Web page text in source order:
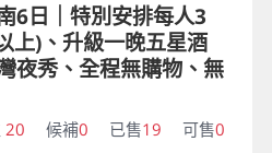
6日｜特別安排每人3
上)、升級一晚五星酒
夜秀、全程無購物、無
20 候補0 已售19 可售0